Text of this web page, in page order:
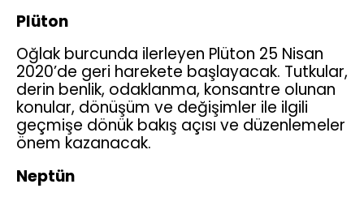
Plüton
Oğlak burcunda ilerleyen Plüton 25 Nisan
2020’de geri harekete başlayacak. Tutkular,
derin benlik, odaklanma, konsantre olunan
konular, dönüşüm ve değişimler ile ilgili
geçmişe dönük bakış açısı ve düzenlemeler
önem kazanacak.
Neptün